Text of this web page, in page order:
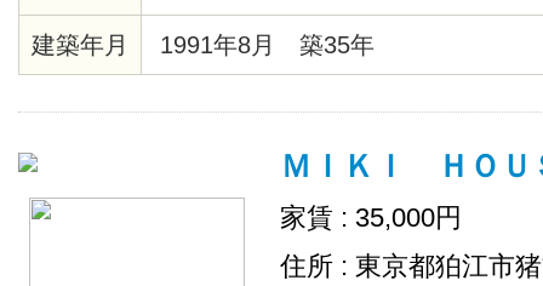
建築年月 1991年8月 築35年
ＭＩＫＩ ＨＯＵ
家賃 : 35,000円
住所 : 東京都狛江市